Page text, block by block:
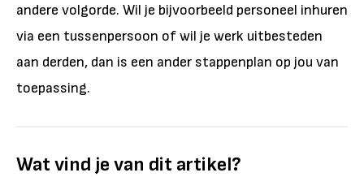
andere volgorde. Wil je bijvoorbeeld personeel inhuren
via een tussenpersoon of wil je werk uitbesteden
aan derden, dan is een ander stappenplan op jou van
toepassing.
Wat vind je van dit artikel?